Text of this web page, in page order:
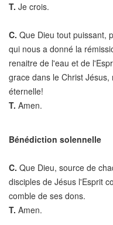
T. Je crois.
C. Que Dieu tout puissant,
qui nous a donné la
renaitre de l'eau et de
grace dans le Christ
éternelle!
T. Amen.
Bénédiction solennelle
C. Que Dieu, source de
disciples de Jésus l'Esprit
comble de ses dons.
T. Amen.